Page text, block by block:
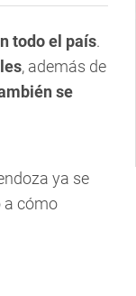
todo el país.
, además de
se
ya se
a cómo